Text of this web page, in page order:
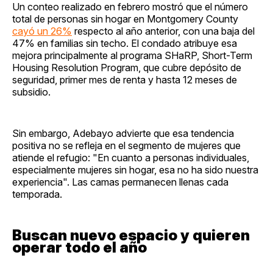
Un conteo realizado en febrero mostró que el número
total de personas sin hogar en Montgomery County
cayó un 26% respecto al año anterior, con una baja del
47% en familias sin techo. El condado atribuye esa
mejora principalmente al programa SHaRP, Short-Term
Housing Resolution Program, que cubre depósito de
seguridad, primer mes de renta y hasta 12 meses de
subsidio.
Sin embargo, Adebayo advierte que esa tendencia
positiva no se refleja en el segmento de mujeres que
atiende el refugio: "En cuanto a personas individuales,
especialmente mujeres sin hogar, esa no ha sido nuestra
experiencia". Las camas permanecen llenas cada
temporada.
Buscan nuevo espacio y quieren
operar todo el año